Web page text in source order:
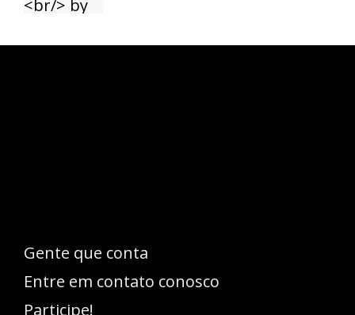
Gente que conta
Entre em contato conosco
Participe!